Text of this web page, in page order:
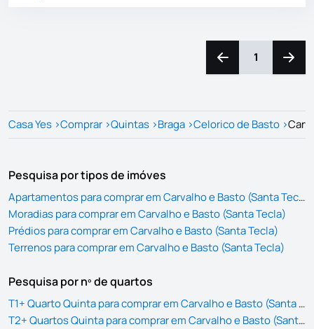
Navegação para a
1
Casa Yes >Comprar >Quintas >Braga >Celorico de Basto >
Pesquisa por tipos de imóves
Apartamentos para comprar em Carvalho e Basto (Santa Tecla)
Moradias para comprar em Carvalho e Basto (Santa Tecla)
Prédios para comprar em Carvalho e Basto (Santa Tecla)
Terrenos para comprar em Carvalho e Basto (Santa Tecla)
Pesquisa por nº de quartos
T1+ Quarto Quinta para comprar em Carvalho e Basto (Santa Tecla)
T2+ Quartos Quinta para comprar em Carvalho e Basto (Santa Tecla)